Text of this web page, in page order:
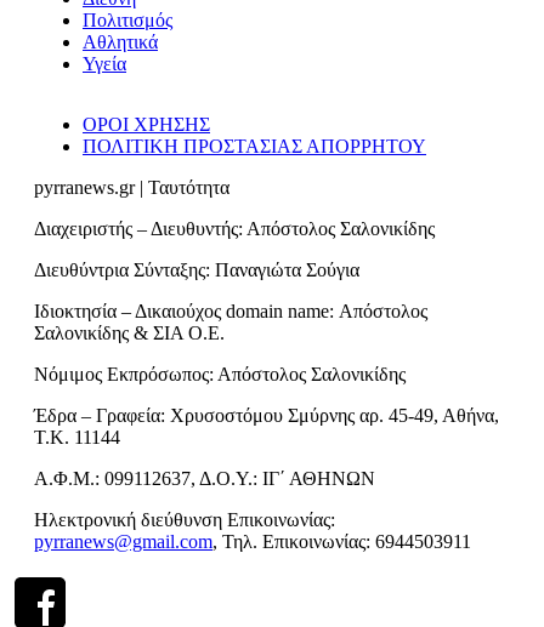
Πολιτισμός
Αθλητικά
Υγεία
ΟΡΟΙ ΧΡΗΣΗΣ
ΠΟΛΙΤΙΚΗ ΠΡΟΣΤΑΣΙΑΣ ΑΠΟΡΡΗΤΟΥ
pyrranews.gr | Ταυτότητα
Διαχειριστής – Διευθυντής: Απόστολος Σαλονικίδης
Διευθύντρια Σύνταξης: Παναγιώτα Σούγια
Ιδιοκτησία – Δικαιούχος domain name: Απόστολος
Σαλονικίδης & ΣΙΑ Ο.Ε.
Νόμιμος Εκπρόσωπος: Απόστολος Σαλονικίδης
Έδρα – Γραφεία: Χρυσοστόμου Σμύρνης αρ. 45-49, Αθήνα,
Τ.Κ. 11144
Α.Φ.Μ.: 099112637, Δ.Ο.Υ.: ΙΓ΄ ΑΘΗΝΩΝ
Ηλεκτρονική διεύθυνση Επικοινωνίας:
pyrranews@gmail.com, Τηλ. Επικοινωνίας: 6944503911